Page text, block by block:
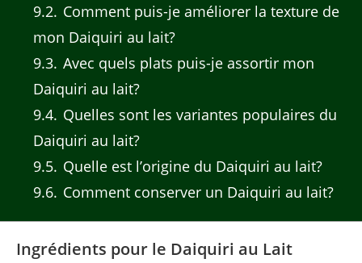
9.2 Comment puis-je améliorer la texture de
mon Daiquiri au lait?
9.3 Avec quels plats puis-je assortir mon
Daiquiri au lait?
9.4 Quelles sont les variantes populaires du
Daiquiri au lait?
9.5 Quelle est l’origine du Daiquiri au lait?
9.6 Comment conserver un Daiquiri au lait?
Ingrédients pour le Daiquiri au Lait